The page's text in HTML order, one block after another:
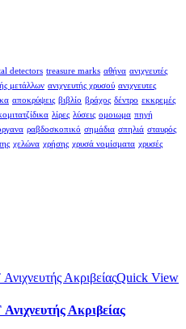
detectors treasure marks αθήνα ανιχνευτές
μετάλλων ανιχνευτής χρυσού ανιχνευτες
αποκρύψεις βιβλίο βράχος δέντρο εκκρεμές
λίρες λύσεις ομοιωμα πηγή
ραβδοσκοπικό σημάδια σπηλιά σταυρός
χελώνα χρήσης χρυσά νομίσματα χρυσές
Quick View
Ακριβείας